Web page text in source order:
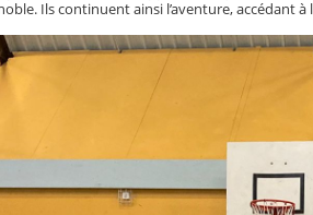
Ils continuent ainsi l’aventure, accédant